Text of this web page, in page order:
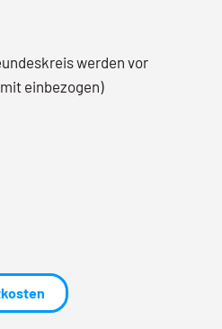
werden vor
einbezogen)